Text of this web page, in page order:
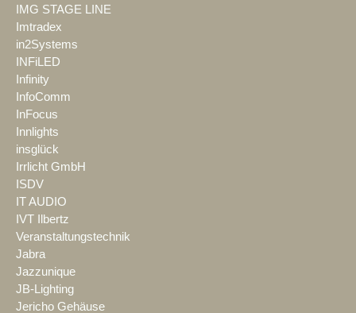
IMG STAGE LINE
Imtradex
in2Systems
INFiLED
Infinity
InfoComm
InFocus
Innlights
insglück
Irrlicht GmbH
ISDV
IT AUDIO
IVT Ilbertz
Veranstaltungstechnik
Jabra
Jazzunique
JB-Lighting
Jericho Gehäuse